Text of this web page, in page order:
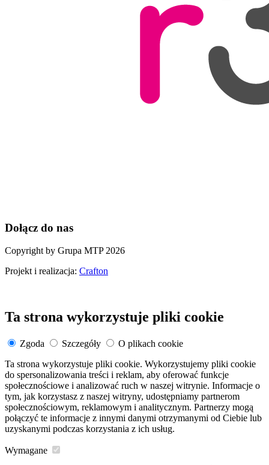
Dołącz do nas
Copyright by Grupa MTP 2026
Projekt i realizacja: Crafton
Ta strona wykorzystuje pliki cookie
Zgoda Szczegóły
O plikach cookie
Ta strona wykorzystuje pliki cookie. Wykorzystujemy pliki cookie
do spersonalizowania treści i reklam, aby oferować funkcje
społecznościowe i analizować ruch w naszej witrynie. Informacje o
tym, jak korzystasz z naszej witryny, udostępniamy partnerom
społecznościowym, reklamowym i analitycznym. Partnerzy mogą
połączyć te informacje z innymi danymi otrzymanymi od Ciebie lub
uzyskanymi podczas korzystania z ich usług.
Wymagane